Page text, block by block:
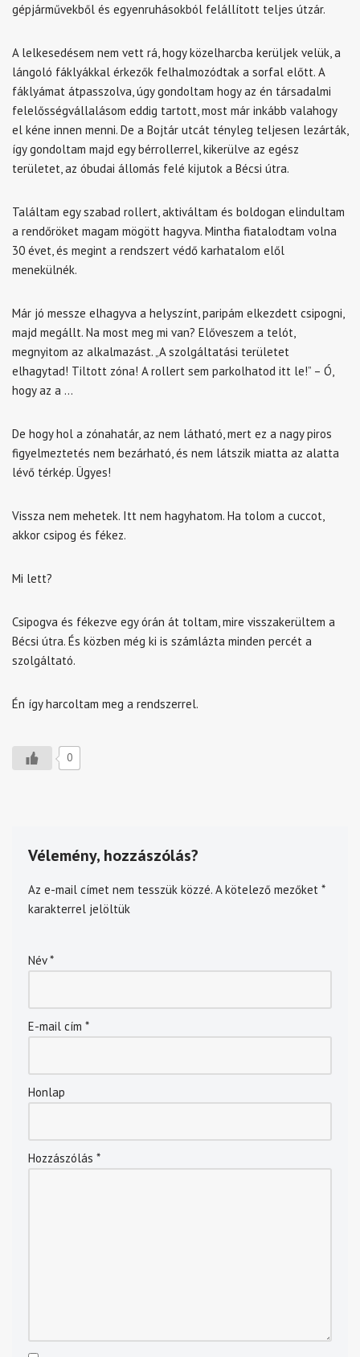
gépjárművekből és egyenruhásokból felállított teljes útzár.
A lelkesedésem nem vett rá, hogy közelharcba kerüljek velük, a
lángoló fáklyákkal érkezők felhalmozódtak a sorfal előtt. A
fáklyámat átpasszolva, úgy gondoltam hogy az én társadalmi
felelősségvállalásom eddig tartott, most már inkább valahogy
el kéne innen menni. De a Bojtár utcát tényleg teljesen lezárták,
így gondoltam majd egy bérrollerrel, kikerülve az egész
területet, az óbudai állomás felé kijutok a Bécsi útra.
Találtam egy szabad rollert, aktiváltam és boldogan elindultam
a rendőröket magam mögött hagyva. Mintha fiatalodtam volna
30 évet, és megint a rendszert védő karhatalom elől
menekülnék.
Már jó messze elhagyva a helyszínt, paripám elkezdett csipogni,
majd megállt. Na most meg mi van? Előveszem a telót,
megnyitom az alkalmazást. „A szolgáltatási területet
elhagytad! Tiltott zóna! A rollert sem parkolhatod itt le!” – Ó,
hogy az a …
De hogy hol a zónahatár, az nem látható, mert ez a nagy piros
figyelmeztetés nem bezárható, és nem látszik miatta az alatta
lévő térkép. Ügyes!
Vissza nem mehetek. Itt nem hagyhatom. Ha tolom a cuccot,
akkor csipog és fékez.
Mi lett?
Csipogva és fékezve egy órán át toltam, mire visszakerültem a
Bécsi útra. És közben még ki is számlázta minden percét a
szolgáltató.
Én így harcoltam meg a rendszerrel.
0
Vélemény, hozzászólás?
Az e-mail címet nem tesszük közzé. A kötelező mezőket *
karakterrel jelöltük
Név*
E-mail cím *
Honlap
Hozzászólás *